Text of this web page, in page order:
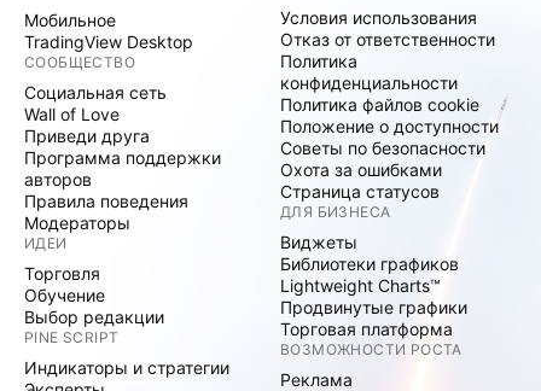
Мобильное
TradingView Desktop
СООБЩЕСТВО
Социальная сеть
Wall of Love
Приведи друга
Программа поддержки
авторов
Правила поведения
Модераторы
ИДЕИ
Торговля
Обучение
Выбор редакции
PINE SCRIPT
Индикаторы и стратегии
Условия использования
Отказ от ответственности
Политика
конфиденциальности
Политика файлов cookie
Положение о доступности
Советы по безопасности
Охота за ошибками
Страница статусов
ДЛЯ БИЗНЕСА
Виджеты
Библиотеки графиков
Lightweight Charts™
Продвинутые графики
Торговая платформа
ВОЗМОЖНОСТИ РОСТА
Реклама